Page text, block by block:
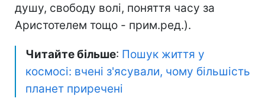
душу, свободу волі, поняття часу за
Аристотелем тощо - прим.ред.).
Читайте більше: Пошук життя у
космосі: вчені з'ясували, чому більшість
планет приречені